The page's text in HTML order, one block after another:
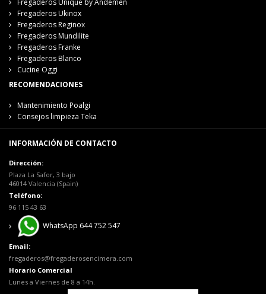
Fregaderos Unique by Andemen
Fregaderos Ukinox
Fregaderos Reginox
Fregaderos Mundilite
Fregaderos Franke
Fregaderos Blanco
Cucine Oggi
RECOMENDACIONES
Mantenimiento Poalgi
Consejos limpieza Teka
INFORMACIÓN DE CONTACTO
Dirección:
Plaza La Safor, 3 bajo
46014 Valencia (Spain)
Teléfono:
96 115 43 63
WhatsApp 644 752 547
Email:
fregaderos@fregaderosencimera.com
Horario Comercial
Lunes a Viernes de 8 a 14h.